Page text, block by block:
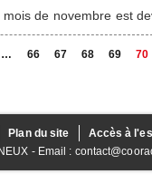
de novembre est
… 66 67 68 69 70
Plan du site
Accès à
- Email :